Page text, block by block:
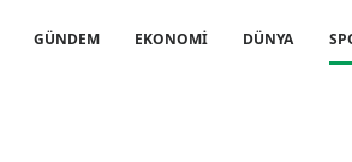
GÜNDEM EKONOMİ DÜNYA